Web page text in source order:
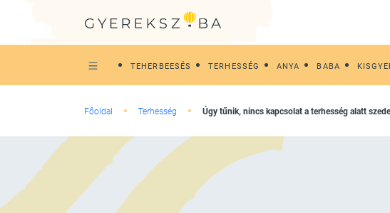
TEHERBEESÉS TERHESSÉG ANYA BABA
Főoldal Terhesség Úgy tűnik, nincs kapcsolat a terhesség alatt